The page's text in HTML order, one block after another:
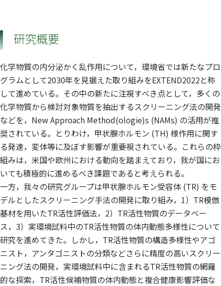
研究概要
化学物質の内分泌かく乱作用について，環境省では新たなプロ
グラムとして2030年を見据えた取り組みをEXTEND2022と称
して進めている。その中の新たに注視すべき点として，多くの
化学物質から検討対象物質を抽出するスクリーニング法の開発
などを，New Approach Method(ologie)s (NAMs) の活用が推
奨されている。とりわけ，甲状腺ホルモン (TH) 様作用に関す
る発達，変体等に及ぼす影響が重要視されている。これらの枠
組みは，米国や欧州における動向を踏まえており，我が国にお
いても積極的に進めるべき課題であると考えられる。
一方，我々の研究グループは甲状腺ホルモン受容体 (TR) をモ
デルとしたスクリーニング手法の開発に取り組み，1）TR模倣
基材を用いたTR活性評価法，2）TR活性物質のデータベー
ス，3）実環境試料中のTR活性物質の体内動態多様性について
研究を進めてきた。しかし，TR活性物質の構造多様性やアゴ
ニスト，アンタゴニストの分類などさらに精度の高いスクリー
ニング法の開発，実環境試料中に含まれるTR活性物質の網羅
的な探索，TR活性候補物質の体内動態と複合健康影響評価な